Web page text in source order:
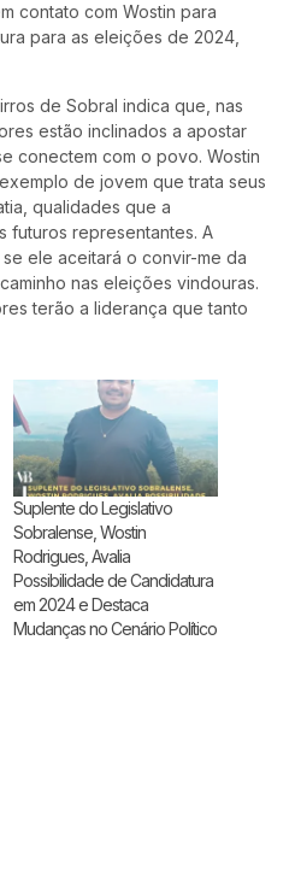
contato com Wostin para
para as eleições de 2024,
de Sobral indica que, nas
estão inclinados a apostar
conectem com o povo. Wostin
de jovem que trata seus
qualidades que a
futuros representantes. A
ele aceitará o convir-me da
nas eleições vindouras.
terão a liderança que tanto
Suplente do Legislativo
Sobralense, Wostin
Rodrigues, Avalia
Possibilidade de Candidatura
em 2024 e Destaca
Mudanças no Cenário Político